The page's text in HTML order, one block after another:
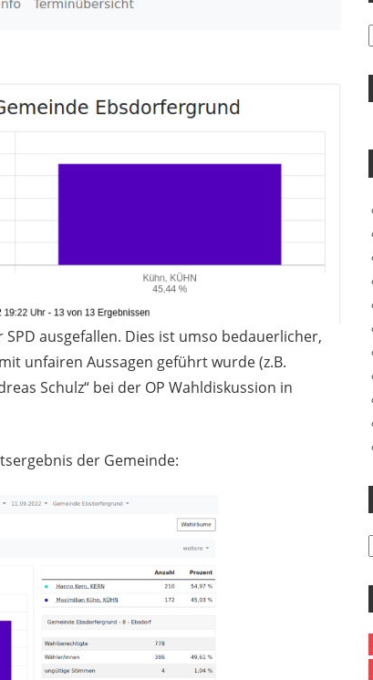
ausgefallen. Dies ist umso bedauerlicher,
unfairen Aussagen geführt wurde (z.B.
Schulz“ bei der OP Wahldiskussion in
der Gemeinde: